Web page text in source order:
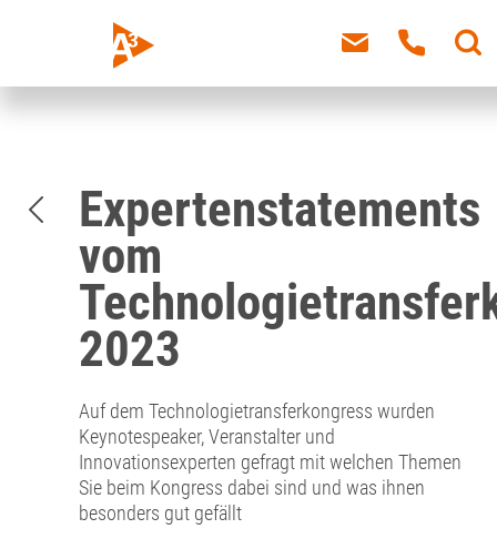
Expertenstatements
vom
2023
Auf dem Technologietransferkongress wurden
Keynotespeaker, Veranstalter und
Innovationsexperten gefragt mit welchen Themen
Sie beim Kongress dabei sind und was ihnen
besonders gut gefällt